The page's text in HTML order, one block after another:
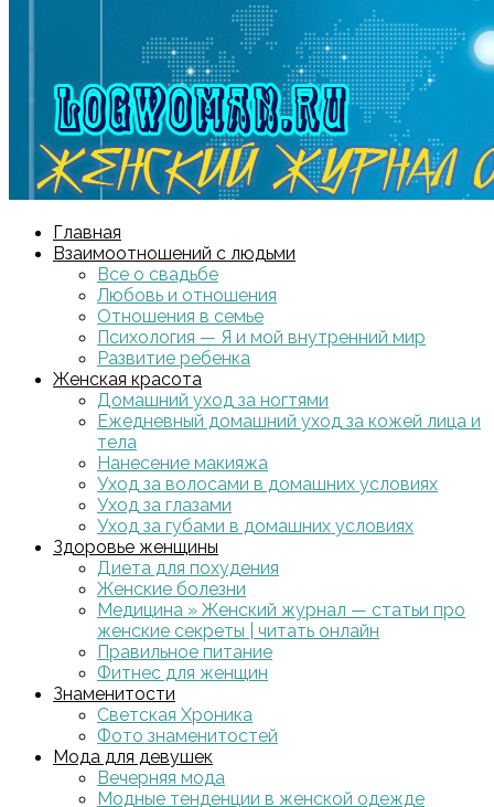
Главная
Взаимоотношений с людьми
Все о свадьбе
Любовь и отношения
Отношения в семье
Психология — Я и мой внутренний мир
Развитие ребенка
Женская красота
Домашний уход за ногтями
Ежедневный домашний уход за кожей лица и
тела
Нанесение макияжа
Уход за волосами в домашних условиях
Уход за глазами
Уход за губами в домашних условиях
Здоровье женщины
Диета для похудения
Женские болезни
Медицина » Женский журнал — статьи про
женские секреты | читать онлайн
Правильное питание
Фитнес для женщин
Знаменитости
Светская Хроника
Фото знаменитостей
Мода для девушек
Вечерняя мода
Модные тенденции в женской одежде